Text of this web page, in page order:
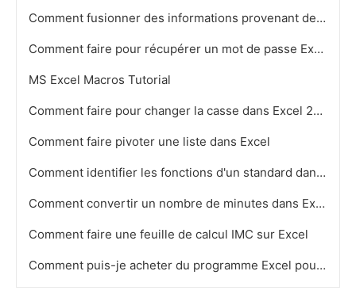
Comment fusionner des informations provenant de plusieurs feuilles de calcul Excel
Comment faire pour récupérer un mot de passe Excel sur un Mac
MS Excel Macros Tutorial
Comment faire pour changer la casse dans Excel 2007
Comment faire pivoter une liste dans Excel
Comment identifier les fonctions d'un standard dans Microsoft Access
Comment convertir un nombre de minutes dans Excel
Comment faire une feuille de calcul IMC sur Excel
Comment puis-je acheter du programme Excel pour ordinateur